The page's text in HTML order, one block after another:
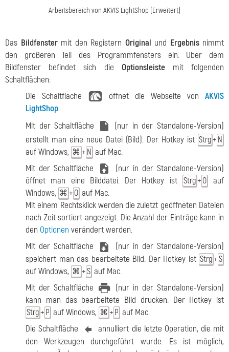
Arbeitsbereich von AKVIS LightShop (Erweitert)
Das Bildfenstermit den Registern Original und Ergebnisnimmt
den größeren Teil des Programmfensters ein. Über dem
Bildfenster befindet sich die Optionsleistemit folgenden
Schaltflächen:
Die Schaltfläche
öffnet die Webseite von AKVIS
LightShop.
Mit der Schaltfläche
(nur in der Standalone-Version)
erstellt man eine neue Datei (Bild). Der Hotkey ist Strg+ N
auf Windows, ⌘ + N auf Mac.
Mit der Schaltfläche
(nur in der Standalone-Version)
öffnet man eine Bilddatei. Der Hotkey ist Strg+ O
auf
Windows, ⌘ + O auf Mac.
Mit einem Rechtsklick werden die zuletzt geöffneten Dateien
nach Zeit sortiert angezeigt. Die Anzahl der Einträge kann in
den Optionen verändert werden.
Mit der Schaltfläche
(nur in der Standalone-Version)
speichert man das bearbeitete Bild. Der Hotkey ist Strg+S
auf Windows, ⌘ +S auf Mac.
Mit der Schaltfläche
(nur in der Standalone-Version)
kann man das bearbeitete Bild drucken. Der Hotkey ist
Strg+ P auf Windows, ⌘ + P auf Mac.
Die Schaltfläche
annulliert die letzte Operation, die mit
den Werkzeugen durchgeführt wurde. Es ist möglich,